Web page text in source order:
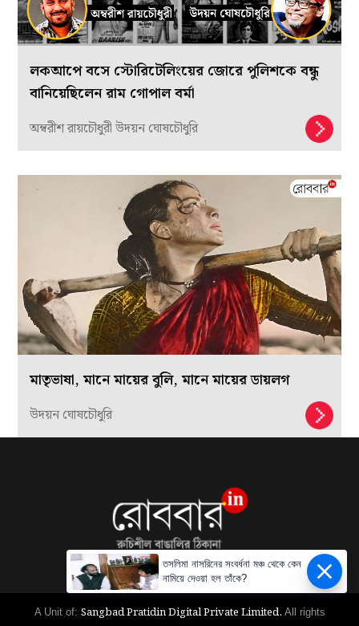
লকআপে বসে স্টোরিটেলিংয়ের জোরে পুলিশকে বন্ধু
বানিয়েছিলেন রাম গোপাল বর্মা
অম্বরীশ রায়চৌধুরী উদয়ন ঘোষচৌধুরি
মাতৃভাষা, মানে মায়ের বুলি, মানে মায়ের ডায়লগ
উদয়ন ঘোষচৌধুরি
A Unit of: Sangbad Pratidin Digital Private Limited. All rights
তসলিমা নাসরিনের সংবর্ধনা মঞ্চ থেকে কেন
নামিয়ে দেওয়া হল তাঁকে?